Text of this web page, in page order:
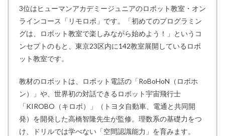
3位はヒューマンアカデミージュニアのロボット教室・オン
ラインコース「リモロボ」です。「初めてのプログラミン
グは、ロボット教室で楽しみながら始めよう！」というコ
ンセプトのもと、東京23区内に142教室展開しているロボ
ット教室です。
教材のロボットは、ロボット電話の「RoBoHoN（ロボホ
ン）」や、世界初の対話できるロボット宇宙飛行士
「KIROBO（キロボ）」（トヨタ自動車、電通と共同開
発）を開発した高橋智隆先生が監修。理数系の基礎力をつ
け、ドリルでは学べない「空間認識能力」を育みます。